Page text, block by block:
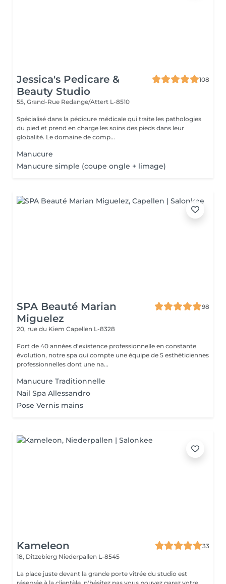
Jessica's Pedicare &
Beauty Studio
108
55, Grand-Rue Redange/Attert L-8510
Spécialisé dans la pédicure médicale qui traite les pathologies
du pied et prend en charge les soins des pieds dans leur
globalité. Le domaine de comp...
Manucure
Manucure simple (coupe ongle + limage)
SPA Beauté Marian
Miguelez
98
20, rue du Kiem Capellen L-8328
Fort de 40 années d'existence professionnelle en constante
évolution, notre spa qui compte une équipe de 5 esthéticiennes
professionnelles dont une na...
Manucure Traditionnelle
Nail Spa Allessandro
Pose Vernis mains
Kameleon
33
18, Ditzebierg Niederpallen L-8545
La place juste devant la grande porte vitrée du studio est